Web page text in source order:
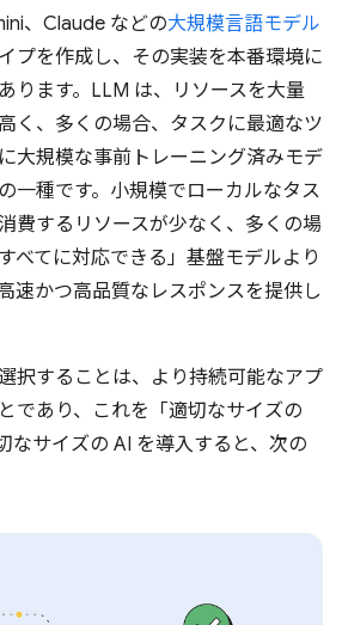
、Claude などの大規模言語モデル
プを作成し、その実装を本番環境に
ります。LLM は、リソースを大量
く、多くの場合、タスクに最適なツ
大規模な事前トレーニング済みモデ
一種です。小規模でローカルなタス
費するリソースが少なく、多くの場
べてに対応できる」基盤モデルより
速かつ高品質なレスポンスを提供し
択することは、より持続可能なアプ
であり、これを「適切なサイズの
なサイズの AI を導入すると、次の